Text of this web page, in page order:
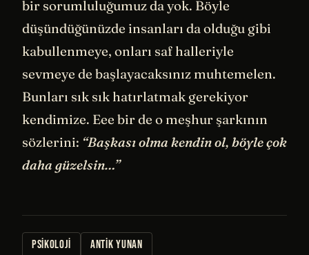
bir sorumluluğumuz da yok. Böyle
düşündüğünüzde insanları da olduğu gibi
kabullenmeye, onları saf halleriyle
sevmeye de başlayacaksınız muhtemelen.
Bunları sık sık hatırlatmak gerekiyor
kendimize. Eee bir de o meşhur şarkının
sözlerini: “Başkası olma kendin ol, böyle çok
daha güzelsin…”
PSIKOLOJI ANTIK YUNAN